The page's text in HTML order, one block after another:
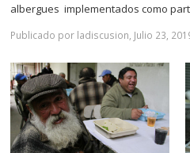
albergues implementados como
Publicado por ladiscusion, Julio 23,